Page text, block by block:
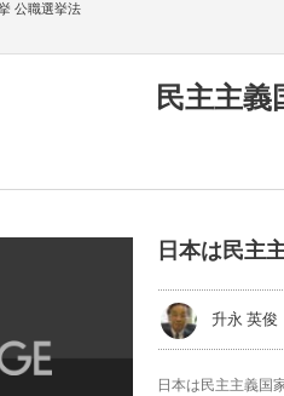
公職選挙法
民主主義
日本は民主
升永 英俊
日本は民主主義国